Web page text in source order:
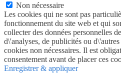
Non nécessaire
Les cookies qui ne sont pas
fonctionnement du site web et qui
collecter des données personnelles
d\'analyses, de publicités ou
cookies non nécessaires. Il est
consentement avant de placer ces
Enregistrer & appliquer